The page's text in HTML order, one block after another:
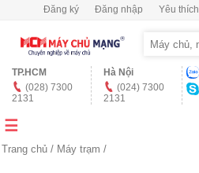
Đăng ký Đăng nhập Yêu thích
TP.HCM
(028) 7300
2131
Hà Nội
(024) 7300
2131
Trang chủ / Máy trạm /